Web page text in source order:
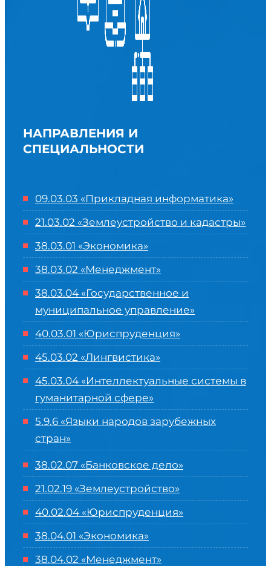
НАПРАВЛЕНИЯ И
СПЕЦИАЛЬНОСТИ
09.03.03 «Прикладная информатика»
21.03.02 «Землеустройство и кадастры»
38.03.01 «Экономика»
38.03.02 «Менеджмент»
38.03.04 «Государственное и
муниципальное управление»
40.03.01 «Юриспруденция»
45.03.02 «Лингвистика»
45.03.04 «Интеллектуальные системы в
гуманитарной сфере»
5.9.6 «Языки народов зарубежных
стран»
38.02.07 «Банковское дело»
21.02.19 «Землеустройство»
40.02.04 «Юриспруденция»
38.04.01 «Экономика»
38.04.02 «Менеджмент»